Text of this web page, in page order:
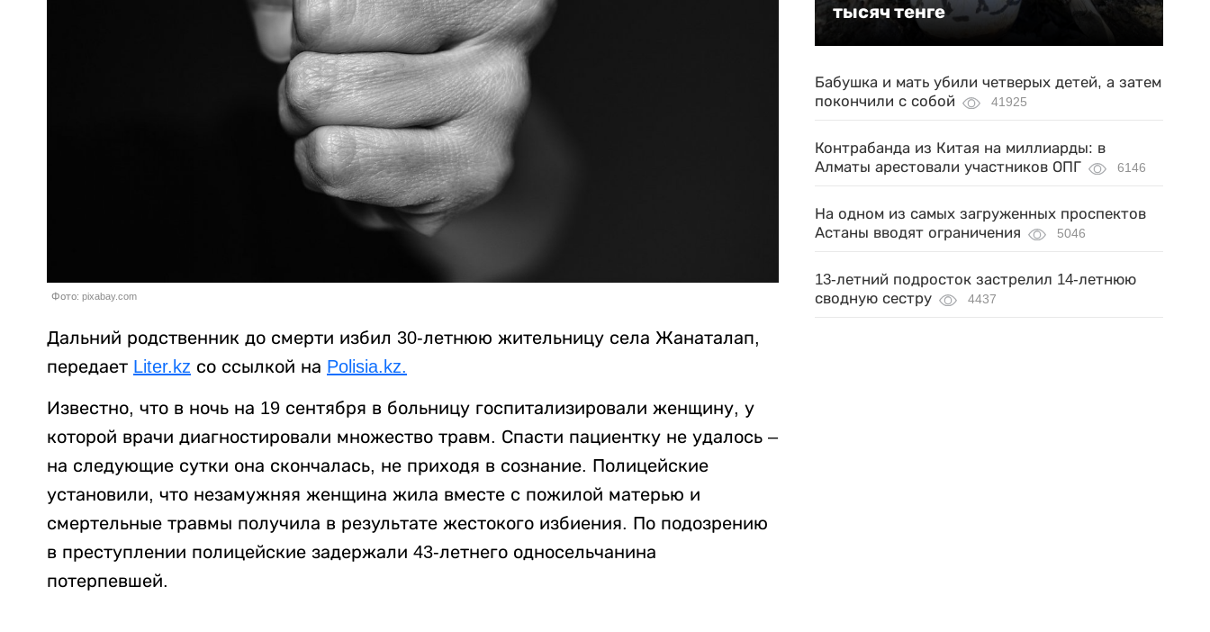
Фото: pixabay.com
Дальний родственник до смерти избил 30-летнюю жительницу села Жанаталап,
передает Liter.kz со ссылкой на Polisia.kz.
Известно, что в ночь на 19 сентября в больницу госпитализировали женщину, у
которой врачи диагностировали множество травм. Спасти пациентку не удалось –
на следующие сутки она скончалась, не приходя в сознание. Полицейские
установили, что незамужняя женщина жила вместе с пожилой матерью и
смертельные травмы получила в результате жестокого избиения. По подозрению
в преступлении полицейские задержали 43-летнего односельчанина
потерпевшей.
тысяч тенге
Бабушка и мать убили четверых детей, а затем
покончили с собой
41925
Контрабанда из Китая на миллиарды: в
Алматы арестовали участников ОПГ
6146
На одном из самых загруженных проспектов
Астаны вводят ограничения
5046
13-летний подросток застрелил 14-летнюю
сводную сестру
4437